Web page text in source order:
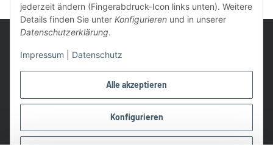
Alle akzeptieren
Konfigurieren
jederzeit ändern (Fingerabdruck-Icon links unten). Weitere
Details finden Sie unter Konfigurieren und in unserer
Datenschutzerklärung.
Impressum Datenschutz
UVP: Ist die unverbindliche Preisempfehlung des Herstellers für
das Produkt
Wir nutzen Trusted Shops als unabhängigen Dienstleister für die
Einholung von Bewertungen. Trusted Shops hat Maßnahmen